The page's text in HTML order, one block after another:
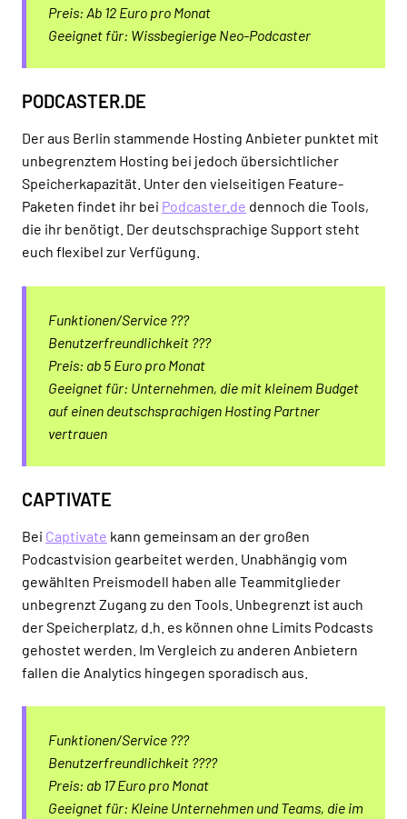
Preis: Ab 12 Euro pro Monat
Geeignet für: Wissbegierige Neo-Podcaster
PODCASTER.DE
Der aus Berlin stammende Hosting Anbieter punktet mit
unbegrenztem Hosting bei jedoch übersichtlicher
Speicherkapazität. Unter den vielseitigen Feature-
Paketen findet ihr bei Podcaster.de dennoch die Tools,
die ihr benötigt. Der deutschsprachige Support steht
euch flexibel zur Verfügung.
Funktionen/Service ???
Benutzerfreundlichkeit ???
Preis: ab 5 Euro pro Monat
Geeignet für: Unternehmen, die mit kleinem Budget
auf einen deutschsprachigen Hosting Partner
vertrauen
CAPTIVATE
Bei Captivate kann gemeinsam an der großen
Podcastvision gearbeitet werden. Unabhängig vom
gewählten Preismodell haben alle Teammitglieder
unbegrenzt Zugang zu den Tools. Unbegrenzt ist auch
der Speicherplatz, d.h. es können ohne Limits Podcasts
gehostet werden. Im Vergleich zu anderen Anbietern
fallen die Analytics hingegen sporadisch aus.
Funktionen/Service ???
Benutzerfreundlichkeit ????
Preis: ab 17 Euro pro Monat
Geeignet für: Kleine Unternehmen und Teams, die im